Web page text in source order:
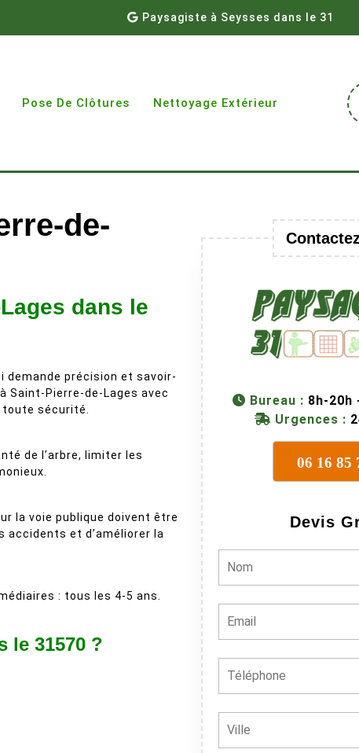
Paysagiste à Seysses dans le 31
Pose De Clôtures Nettoyage Extérieur
de-
dans le
demande précision et savoir-
Saint-Pierre-de-Lages avec
sécurité.
de l’arbre, limiter les
la voie publique doivent être
accidents et d’améliorer la
: tous les 4-5 ans.
le 31570 ?
Bureau : 8h-20h
Urgences :
06 16 85
Devis